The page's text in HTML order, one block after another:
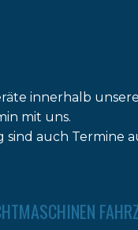
innerhalb
mit uns.
sind auch Termine